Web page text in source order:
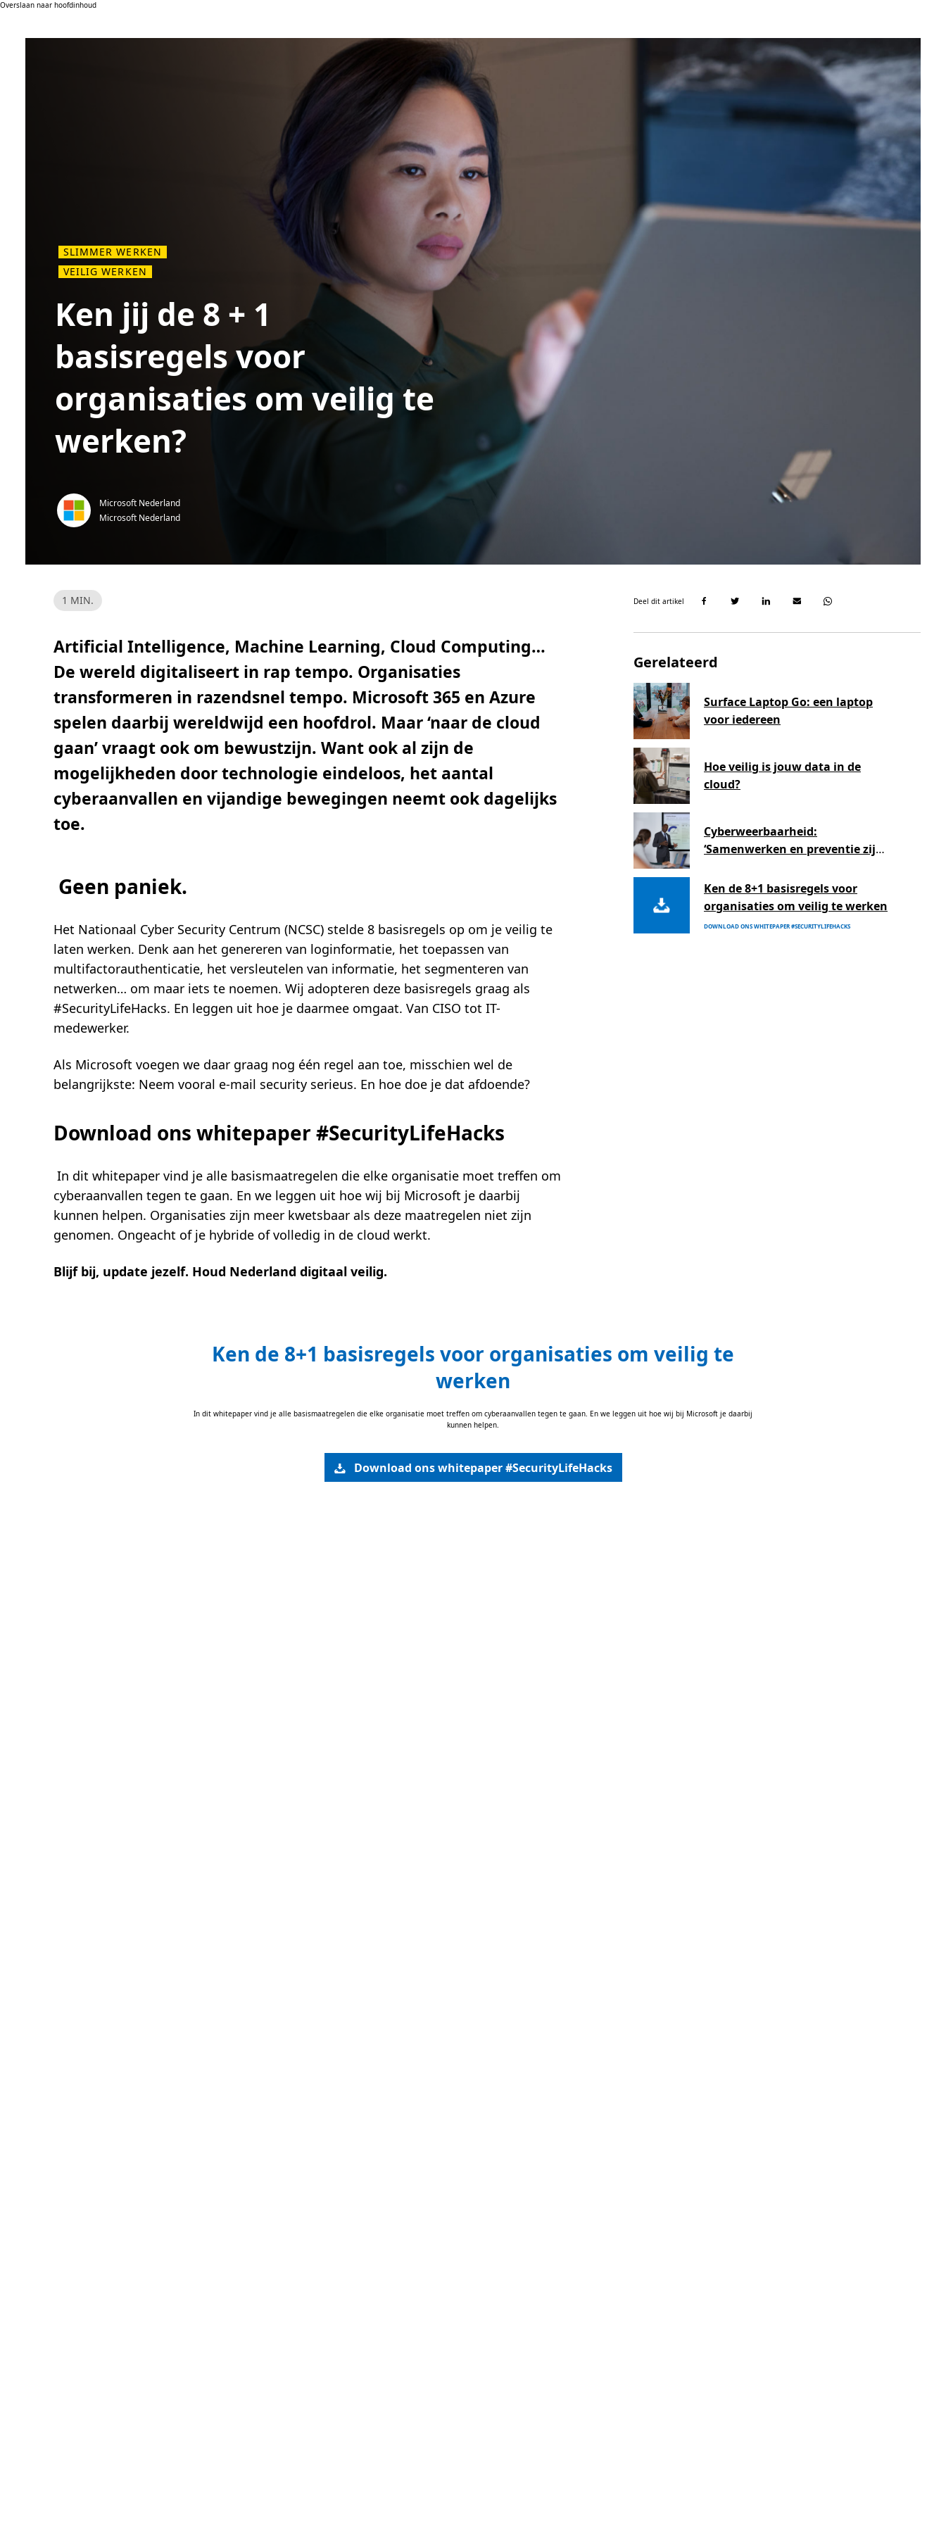
Overslaan naar hoofdinhoud
SLIMMER WERKEN
VEILIG WERKEN
Ken jij de 8 + 1
basisregels voor
organisaties om veilig te
werken?
Microsoft Nederland
Microsoft Nederland
L
e
i
j
d
m
i
.
1 MIN.
Artificial Intelligence, Machine Learning, Cloud Computing…
De wereld digitaliseert in rap tempo. Organisaties
transformeren in razendsnel tempo. Microsoft 365 en Azure
spelen daarbij wereldwijd een hoofdrol. Maar ‘naar de cloud
gaan’ vraagt ook om bewustzijn. Want ook al zijn de
mogelijkheden door technologie eindeloos, het aantal
cyberaanvallen en vijandige bewegingen neemt ook dagelijks
toe.
Geen paniek.
Het Nationaal Cyber Security Centrum (NCSC) stelde 8 basisregels op om je veilig te
laten werken. Denk aan het genereren van loginformatie, het toepassen van
multifactorauthenticatie, het versleutelen van informatie, het segmenteren van
netwerken… om maar iets te noemen. Wij adopteren deze basisregels graag als
#SecurityLifeHacks. En leggen uit hoe je daarmee omgaat. Van CISO tot IT-
medewerker.
Als Microsoft voegen we daar graag nog één regel aan toe, misschien wel de
belangrijkste: Neem vooral e-mail security serieus. En hoe doe je dat afdoende?
Download ons whitepaper #SecurityLifeHacks
In dit whitepaper vind je alle basismaatregelen die elke organisatie moet treffen om
cyberaanvallen tegen te gaan. En we leggen uit hoe wij bij Microsoft je daarbij
kunnen helpen. Organisaties zijn meer kwetsbaar als deze maatregelen niet zijn
genomen. Ongeacht of je hybride of volledig in de cloud werkt.
Blijf bij, update jezelf. Houd Nederland digitaal veilig.
Deel dit artikel
Gerelateerd
Surface Laptop Go: een laptop
voor iedereen
Hoe veilig is jouw data in de
cloud?
Cyberweerbaarheid:
‘Samenwerken en preventie zijn
Ken de 8+1 basisregels voor
organisaties om veilig te werken
DOWNLOAD ONS WHITEPAPER #SECURITYLIFEHACKS
Ken de 8+1 basisregels voor organisaties om veilig te
werken
In dit whitepaper vind je alle basismaatregelen die elke organisatie moet treffen om cyberaanvallen tegen te gaan. En we leggen uit hoe wij bij Microsoft je daarbij
kunnen helpen.
Download ons whitepaper #SecurityLifeHacks